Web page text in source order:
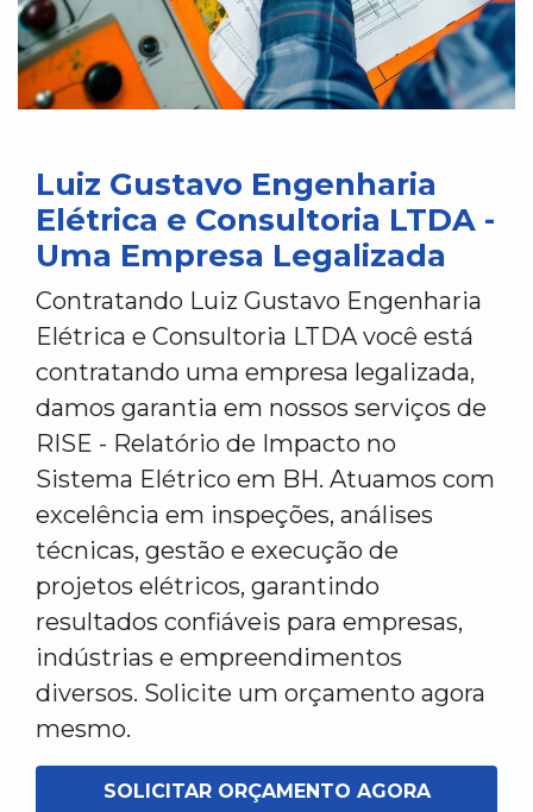
Luiz Gustavo Engenharia
Elétrica e Consultoria LTDA -
Uma Empresa Legalizada
Contratando Luiz Gustavo Engenharia
Elétrica e Consultoria LTDA você está
contratando uma empresa legalizada,
damos garantia em nossos serviços de
RISE - Relatório de Impacto no
Sistema Elétrico em BH. Atuamos com
excelência em inspeções, análises
técnicas, gestão e execução de
projetos elétricos, garantindo
resultados confiáveis para empresas,
indústrias e empreendimentos
diversos. Solicite um orçamento agora
mesmo.
SOLICITAR ORÇAMENTO AGORA